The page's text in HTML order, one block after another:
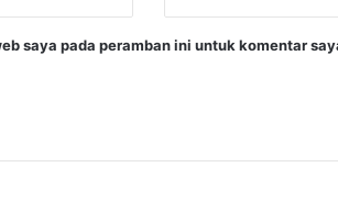
saya pada peramban ini untuk komentar